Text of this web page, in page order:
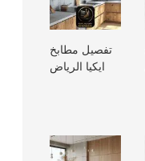
تفصيل مطابخ
ايكيا الرياض